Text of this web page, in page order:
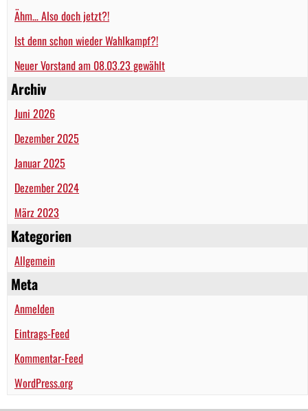
Ähm… Also doch jetzt?!
Ist denn schon wieder Wahlkampf?!
Neuer Vorstand am 08.03.23 gewählt
Archiv
Juni 2026
Dezember 2025
Januar 2025
Dezember 2024
März 2023
Kategorien
Allgemein
Meta
Anmelden
Eintrags-Feed
Kommentar-Feed
WordPress.org